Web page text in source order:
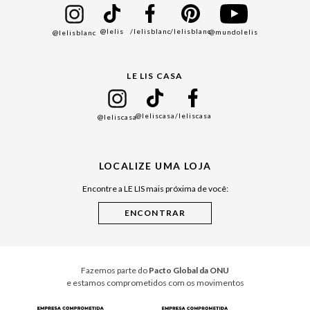
Black Friday
Cuidados Casa
@lelisblanc @lelis /lelisblanc/lelisblanc@mundolelis
LE LIS CASA
@leliscasa@leliscasa/leliscasa
LOCALIZE UMA LOJA
Encontre a LE LIS mais próxima de você:
Fazemos parte do Pacto Global da ONU
e estamos comprometidos com os movimentos